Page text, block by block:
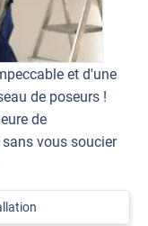
et d'une
de poseurs !
de
vous soucier